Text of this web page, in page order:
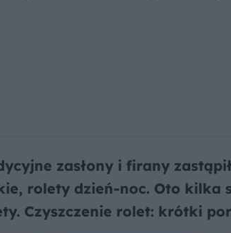
zasłony i firany
rolety dzień-noc. Oto kilka
Czyszczenie rolet: krótki